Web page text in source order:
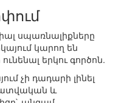
սպառնալիքները
կարող են
երկու գործոն.
չի դադարի լինել
և